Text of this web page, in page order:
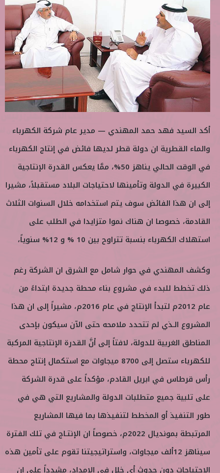
ب
ع
ع
ل
ى
ت
و
ي
ت
ر
ل
ب
د
ا
إ
ك
ر
و
ي
ا
أكد السيد فهد حمد المهندي — مدير عام شركة الكهرباء
والماء القطرية ان دولة قطر لديها فائض في إنتاج الكهرباء
في الوقت الحالي يناهز 50%، ممَّا يعكس القدرة الإنتاجية
الكبيرة في الدولة وتأمينها لاحتياجات البلاد مستقبلاً، مشيرا
إلى ان هذا الفائض سوف يتم استخدامه خلال السنوات الثلاث
القادمة، خصوصا ان هناك نموا متزايدا في الطلب على
استهلاك الكهرباء بنسبة تتراوح بين 10 % و 12% سنوياً،
وكشف المهندي في حوار شامل مع الشرق ان الشركة رغم
ذلك تخطط للبدء في مشروع بناء محطة جديدة ابتداءً من
عام 2012م لتبدأ الإنتاج في عام 2016م، مشيراً إلى ان هذا
المشروع الـذي لم تتحدد ملامحه حتى الآن سيكون بإحدى
المناطق الغربية للدولة، لافتاً إلى أنَّ القدرة الإنتاجية المركبة
للكهرباء ستصل إلى 8700 ميجاوات مع استكمال إنتاج محطة
رأس قرطاس في ابريل القادم، مؤكداً على قدرة الشركة
على تلبية جميع متطلبات الدولة والمشاريع التي هي في
طور التنفيذ أو المخطط لتنفيذها بما فيها المشاريع
المرتبطة بمونديال 2022م، خصوصاً ان الإنتـاج في تلك الفترة
سيناهز 12ألف ميجاوات، واستراتيجيتنا تقوم على تأمين هذه